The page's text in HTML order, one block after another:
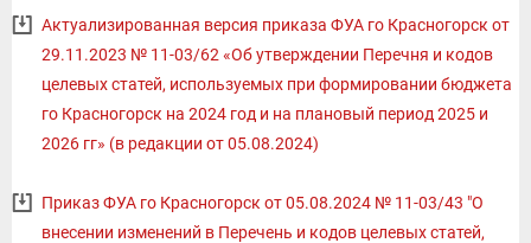
Актуализированная версия приказа ФУА го Красногорск от
29.11.2023 № 11-03/62 «Об утверждении Перечня и кодов
целевых статей, используемых при формировании бюджета
го Красногорск на 2024 год и на плановый период 2025 и
2026 гг» (в редакции от 05.08.2024)
Приказ ФУА го Красногорск от 05.08.2024 № 11-03/43 "О
внесении изменений в Перечень и кодов целевых статей,